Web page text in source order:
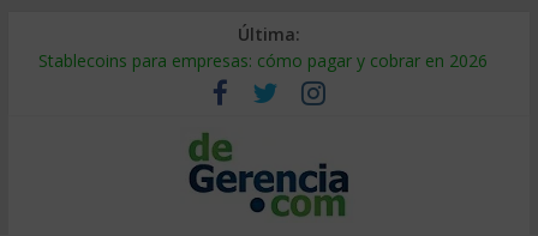
Última:
Stablecoins para empresas: cómo pagar y cobrar en 2026
Despido silencioso: qué es y por qué sale tan caro
IA en selección de personal: cómo auditarla a tiempo
Trabajo forzoso en la cadena de suministro: qué hacer
Mercado hispano de EE. UU.: cómo segmentarlo y venderle